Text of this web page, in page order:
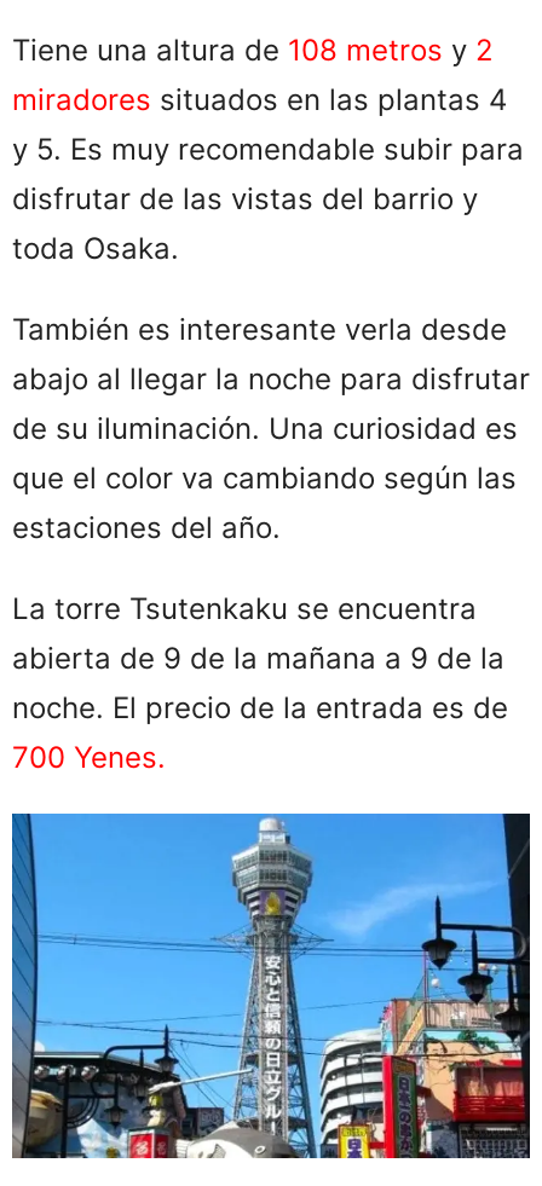
Tiene una altura de 108 metros y 2
miradores situados en las plantas 4
y 5. Es muy recomendable subir para
disfrutar de las vistas del barrio y
toda Osaka.
También es interesante verla desde
abajo al llegar la noche para disfrutar
de su iluminación. Una curiosidad es
que el color va cambiando según las
estaciones del año.
La torre Tsutenkaku se encuentra
abierta de 9 de la mañana a 9 de la
noche. El precio de la entrada es de
700 Yenes.